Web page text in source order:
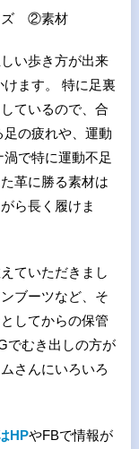
ズ ②素材
い歩き方が出来
ます。 特に足裏
ているので、合
の疲れや、運動
で特に運動不足
革に勝る素材は
ら長く履けま
ていただきまし
ブーツなど、そ
してからの保管
でむき出しの方が
さんにいろいろ
HPやFBで情報が